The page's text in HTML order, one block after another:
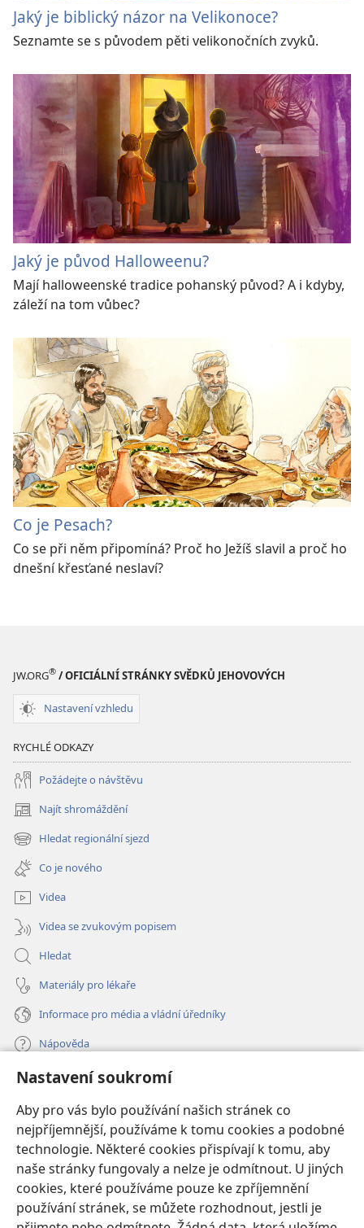
Nastavení soukromí
Aby pro vás bylo používání našich stránek co
nejpříjemnější, používáme k tomu cookies a podobné
technologie. Některé cookies přispívají k tomu, aby
naše stránky fungovaly a nelze je odmítnout. U jiných
cookies, které používáme pouze ke zpříjemnění
používání stránek, se můžete rozhodnout, jestli je
Jaký je biblický názor na Velikonoce?
Seznamte se s původem pěti velikonočních zvyků.
Jaký je původ Halloweenu?
Mají halloweenské tradice pohanský původ? A i kdyby,
záleží na tom vůbec?
Co je Pesach?
Co se při něm připomíná? Proč ho Ježíš slavil a proč ho
dnešní křesťané neslaví?
JW.ORG® / OFICIÁLNÍ STRÁNKY SVĚDKŮ JEHOVOVÝCH
Nastavení vzhledu
RYCHLÉ ODKAZY
Požádejte o návštěvu
Najít shromáždění
(otevřeno
nové
okno)
Hledat regionální sjezd
(otevřeno
nové
okno)
Co je nového
Videa
Videa se zvukovým popisem
Hledat
Materiály pro lékaře
Informace pro média a vládní úředníky
Nápověda
Dary
nové
okno) ONLINE KNIHOVNA Strážné věže
(otevřeno
nové
okno)JW Hub®
(otevřeno
nové
okno)JW Library